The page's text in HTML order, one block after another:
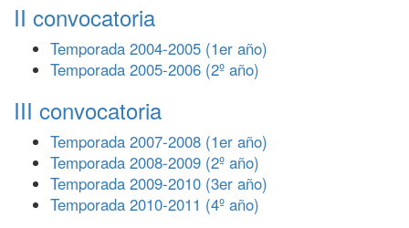
II convocatoria
Temporada 2004-2005 (1er año)
Temporada 2005-2006 (2º año)
III convocatoria
Temporada 2007-2008 (1er año)
Temporada 2008-2009 (2º año)
Temporada 2009-2010 (3er año)
Temporada 2010-2011 (4º año)